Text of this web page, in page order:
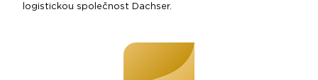
logistickou společnost Dachser.